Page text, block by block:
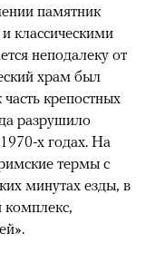
памятник
классическими
неподалеку от
храм был
крепостных
разрушило
х годах. На
термы с
минутах езды, в